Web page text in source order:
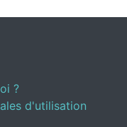
?
d'utilisation